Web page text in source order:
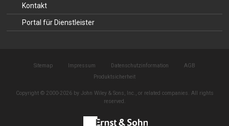
Kontakt
Portal für Dienstleister
Sitemap Impressum Datenschutzinformation
AGB
Produktsicherheit
Copyright © 2000-2026 by John Wiley & Sons, Inc., or related companies. All rights
reserved.